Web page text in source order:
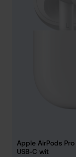
Apple AirPods
USB-C wit